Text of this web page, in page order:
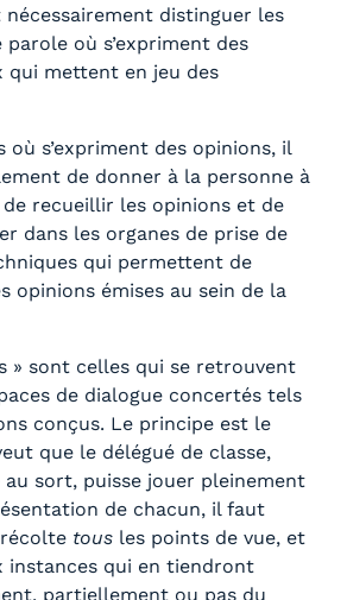
distinguer les
où s’expriment des
qui mettent en jeu des
où s’expriment des opinions, il
de donner à la personne à
recueillir les opinions et de
dans les organes de prise de
qui permettent de
opinions émises au sein de la
» sont celles qui se retrouvent
de dialogue concertés tels
conçus. Le principe est le
que le délégué de classe,
sort, puisse jouer pleinement
de chacun, il faut
tous les points de vue, et
instances qui en tiendront
partiellement ou pas du